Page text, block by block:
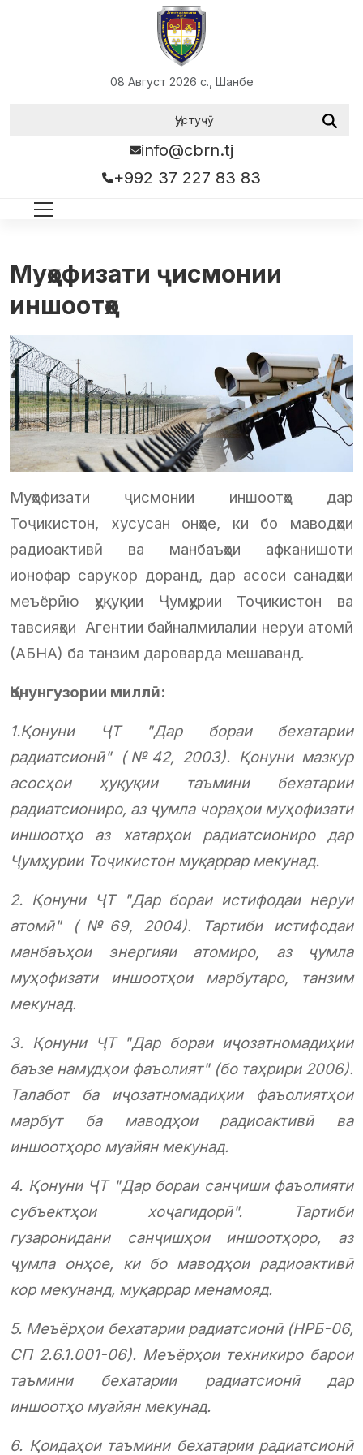
08 Август 2026 с., Шанбе
info@cbrn.tj
+992 37 227 83 83
Муҳофизати ҷисмонии
иншоотҳо
Муҳофизати ҷисмонии иншоотҳо дар
Тоҷикистон, хусусан онҳое, ки бо маводҳои
радиоактивӣ ва манбаъҳои афканишоти
ионофар сарукор доранд, дар асоси санадҳои
меъёрӣю ҳуқуқии Ҷумҳурии Тоҷикистон ва
тавсияҳои Агентии байналмилалии неруи атомӣ
(АБНА) ба танзим дароварда мешаванд.
Қонунгузории миллӣ:
1.Қонуни ҶТ "Дар бораи бехатарии
радиатсионӣ" (№42, 2003). Қонуни мазкур
асосҳои ҳуқуқии таъмини бехатарии
радиатсиониро, аз ҷумла чораҳои муҳофизати
иншоотҳо аз хатарҳои радиатсиониро дар
Ҷумҳурии Тоҷикистон муқаррар мекунад.
2. Қонуни ҶТ "Дар бораи истифодаи неруи
атомӣ" (№69, 2004). Тартиби истифодаи
манбаъҳои энергияи атомиро, аз ҷумла
муҳофизати иншоотҳои марбутаро, танзим
мекунад.
3. Қонуни ҶТ "Дар бораи иҷозатномадиҳии
баъзе намудҳои фаъолият" (бо таҳрири 2006).
Талабот ба иҷозатномадиҳии фаъолиятҳои
марбут ба маводҳои радиоактивӣ ва
иншоотҳоро муайян мекунад.
4. Қонуни ҶТ "Дар бораи санҷиши фаъолияти
субъектҳои хоҷагидорӣ". Тартиби
гузаронидани санҷишҳои иншоотҳоро, аз
ҷумла онҳое, ки бо маводҳои радиоактивӣ
кор мекунанд, муқаррар менамояд.
5. Меъёрҳои бехатарии радиатсионӣ (НРБ-06,
СП 2.6.1.001-06). Меъёрҳои техникиро барои
таъмини бехатарии радиатсионӣ дар
иншоотҳо муайян мекунад.
6. Қоидаҳои таъмини бехатарии радиатсионӣ